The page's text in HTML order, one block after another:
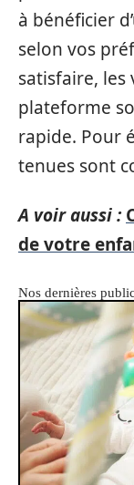
à bénéficier
selon vos
satisfaire, les
plateforme
rapide. Pour
tenues sont
A voir aussi :
de votre
Nos dernières